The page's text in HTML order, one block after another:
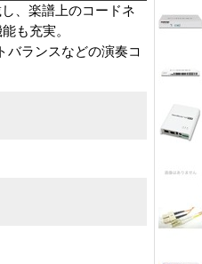
、楽譜上のコードネ
も充実。
バランスなどの演奏コ